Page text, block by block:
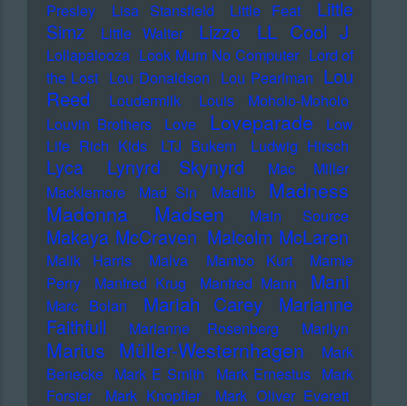
Presley
Lisa Stansfield Little Feat
Little
Simz
Little Walter Lizzo LL Cool J
Lollapalooza Look Mum No Computer Lord of
the Lost Lou Donaldson Lou Pearlman Lou
Reed
Loudermilk
Louis Moholo-Moholo
Louvin Brothers
Love Loveparade
Low
Life Rich Kids
LTJ Bukem Ludwig Hirsch
Lyca Lynyrd Skynyrd
Mac Miller
Macklemore
Mad Sin Madlib
Madness
Madonna
Madsen Main Source
Makaya McCraven Malcolm McLaren
Malik Harris Malva Mambo Kurt
Mamie
Perry
Manfred Krug Manfred Mann Mani
Marc Bolan Mariah Carey
Marianne
Faithfull
Marianne Rosenberg Marilyn
Marius Müller-Westernhagen
Mark
Benecke Mark E Smith Mark Ernestus Mark
Forster
Mark Knopfler
Mark Oliver Everett